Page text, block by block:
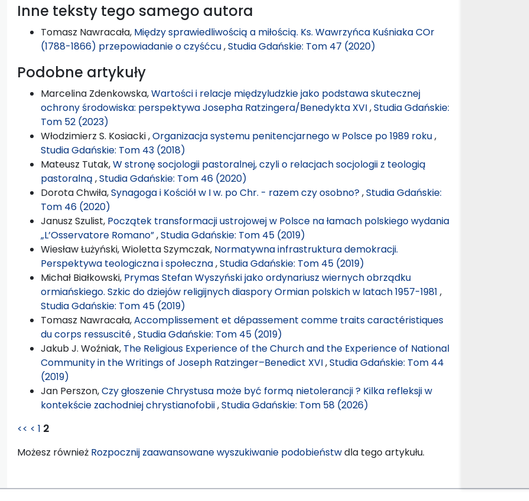
Inne teksty tego samego autora
Tomasz Nawracała, Między sprawiedliwością a miłością. Ks. Wawrzyńca Kuśniaka COr
(1788-1866) przepowiadanie o czyśćcu,Studia Gdańskie: Tom 47 (2020)
Podobne artykuły
Marcelina Zdenkowska,Wartości i relacje międzyludzkie jako podstawa skutecznej
ochrony środowiska: perspektywa Josepha Ratzingera/Benedykta XVI,Studia Gdańskie:
Tom 52 (2023)
Włodzimierz S. Kosiacki ,Organizacja systemu penitencjarnego w Polsce po 1989 roku,
Studia Gdańskie: Tom 43 (2018)
Mateusz Tutak,W stronę socjologii pastoralnej, czyli o relacjach socjologii z teologią
pastoralną ,Studia Gdańskie: Tom 46 (2020)
Dorota Chwiła,Synagoga i Kościół w I w. po Chr. - razem czy osobno?,Studia Gdańskie:
Tom 46 (2020)
Janusz Szulist, Początek transformacji ustrojowej w Polsce na łamach polskiego wydania
„L’Osservatore Romano”,Studia Gdańskie: Tom 45 (2019)
Wiesław Łużyński, Wioletta Szymczak, Normatywna infrastruktura demokracji.
Perspektywa teologiczna i społeczna,Studia Gdańskie: Tom 45 (2019)
Michał Białkowski, Prymas Stefan Wyszyński jako ordynariusz wiernych obrządku
ormiańskiego. Szkic do dziejów religijnych diaspory Ormian polskich w latach 1957-1981 ,
Studia Gdańskie: Tom 45 (2019)
Tomasz Nawracała,Accomplissement et dépassement comme traits caractéristiques
du corps ressuscité,Studia Gdańskie: Tom 45 (2019)
Jakub J. Woźniak, The Religious Experience of the Church and the Experience of National
Community in the Writings of Joseph Ratzinger–Benedict XVI,Studia Gdańskie: Tom 44
(2019)
Jan Perszon,Czy głoszenie Chrystusa może być formą nietolerancji ? Kilka refleksji w
kontekście zachodniej chrystianofobii,Studia Gdańskie: Tom 58 (2026)
<< < 1 2
Możesz również Rozpocznij zaawansowane wyszukiwanie podobieństwdla tego artykułu.